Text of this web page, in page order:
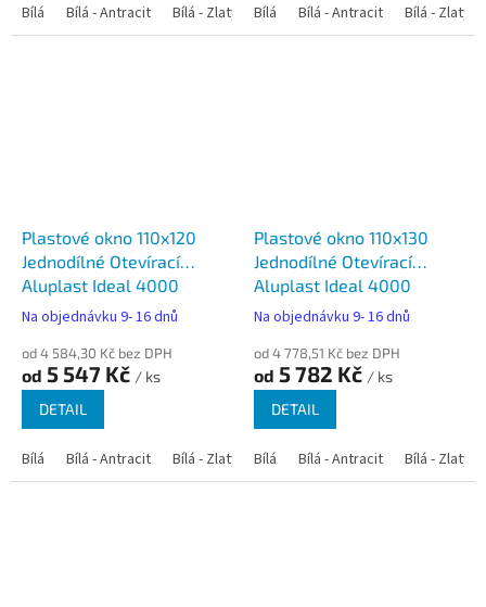
Bílá Bílá - Antracit Bílá - Zlatý dub Bílá - Tmavý dub Bílá -
Bílá Bílá - Antracit Bílá - Zlatý
Plastové okno 110x120
Jednodílné Otevírací
Aluplast Ideal 4000
Na objednávku 9- 16 dnů
od 4 584,30 Kč bez DPH
od 5 547 Kč / ks
DETAIL
Bílá Bílá - Antracit Bílá - Zlatý dub Bílá - Tmavý dub Bílá -
Plastové okno 110x130
Jednodílné Otevírací
Aluplast Ideal 4000
Na objednávku 9- 16 dnů
od 4 778,51 Kč bez DPH
od 5 782 Kč / ks
DETAIL
Bílá Bílá - Antracit Bílá - Zlatý